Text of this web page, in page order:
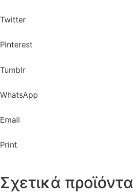
Twitter
Pinterest
Tumblr
WhatsApp
Email
Print
Σχετικά προϊόντα